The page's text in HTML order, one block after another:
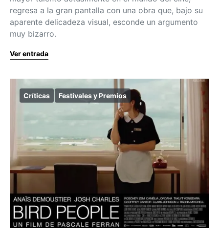
regresa a la gran pantalla con una obra que, bajo su
aparente delicadeza visual, esconde un argumento
muy bizarro.
Ver entrada
Críticas Festivales y Premios